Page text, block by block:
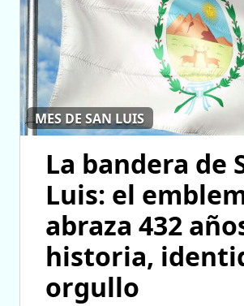
MES DE SAN LUIS
La bandera de
Luis: el
abraza 432
historia,
orgullo